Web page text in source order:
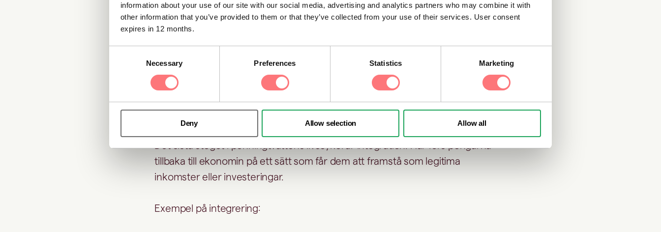
information about your use of our site with our social media, advertising and analytics partners who may combine it with
other information that you’ve provided to them or that they’ve collected from your use of their services. User consent
expires in 12 months.
Necessary Preferences Statistics Marketing
Deny Allow selection Allow all
Layering syftar till att skapa förvirring, dölja spåren och göra det så svårt som
3. Integration – making illicit money
appear legitimate
Det sista steget i penningtvättens livscykel är integration. Här förs pengarna
tillbaka till ekonomin på ett sätt som får dem att framstå som legitima
inkomster eller investeringar.
Exempel på integrering: